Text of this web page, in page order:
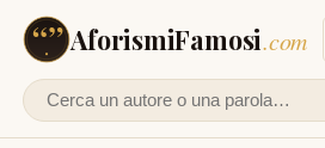
AforismiFamosi.com
Cerca un autore o un aforisma